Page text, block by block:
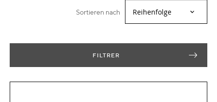
Sortieren nach
FILTRER